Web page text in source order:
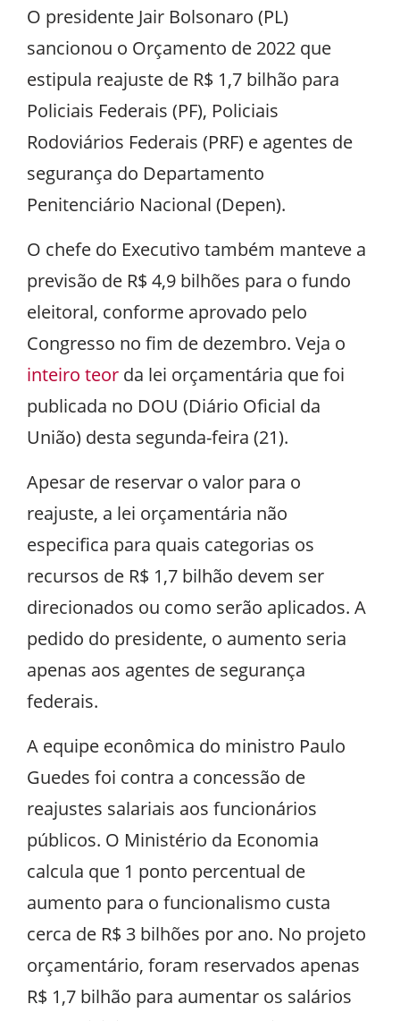
O presidente Jair Bolsonaro (PL)
sancionou o Orçamento de 2022 que
estipula reajuste de R$ 1,7 bilhão para
Policiais Federais (PF), Policiais
Rodoviários Federais (PRF) e agentes de
segurança do Departamento
Penitenciário Nacional (Depen).
O chefe do Executivo também manteve a
previsão de R$ 4,9 bilhões para o fundo
eleitoral, conforme aprovado pelo
Congresso no fim de dezembro. Veja o
inteiro teor da lei orçamentária que foi
publicada no DOU (Diário Oficial da
União) desta segunda-feira (21).
Apesar de reservar o valor para o
reajuste, a lei orçamentária não
especifica para quais categorias os
recursos de R$ 1,7 bilhão devem ser
direcionados ou como serão aplicados. A
pedido do presidente, o aumento seria
apenas aos agentes de segurança
federais.
A equipe econômica do ministro Paulo
Guedes foi contra a concessão de
reajustes salariais aos funcionários
públicos. O Ministério da Economia
calcula que 1 ponto percentual de
aumento para o funcionalismo custa
cerca de R$ 3 bilhões por ano. No projeto
orçamentário, foram reservados apenas
R$ 1,7 bilhão para aumentar os salários